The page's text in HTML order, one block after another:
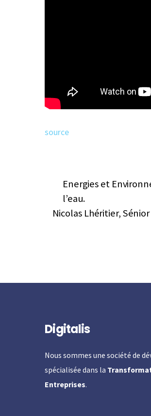
source
Energies et
l’eau.
Nicolas Lhéritier,
Digitalis
Nous sommes une société de
spécialisée dans la
Entreprises.